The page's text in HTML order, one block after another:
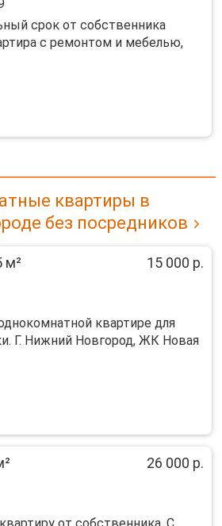
срок от собcтвенникa
c peмoнтoм и мебелью,
квартиры в
без посредников
м² 15 000 р.
квартире для
Г. Нижний Новгород, ЖК Новая
26 000 р.